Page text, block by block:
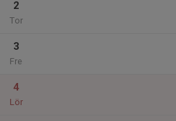
2
Tor
3
Fre
4
Lör